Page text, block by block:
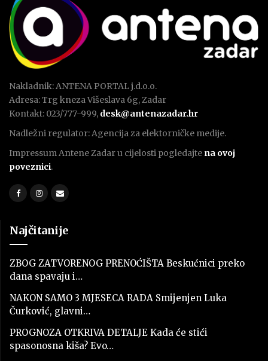
Nakladnik: ANTENA PORTAL j.d.o.o.
Adresa: Trg kneza Višeslava 6g, Zadar
Kontakt: 023/777-999, desk@antenazadar.hr
Nadležni regulator: Agencija za elektorničke medije.
Impressum Antene Zadar u cijelosti pogledajte na ovoj
poveznici.
Najčitanije
ZBOG ZATVORENOG PRENOĆIŠTA Beskućnici preko
dana spavaju i…
NAKON SAMO 3 MJESECA RADA Smijenjen Luka
Čurković, glavni…
PROGNOZA OTKRIVA DETALJE Kada će stići
spasonosna kiša? Evo…